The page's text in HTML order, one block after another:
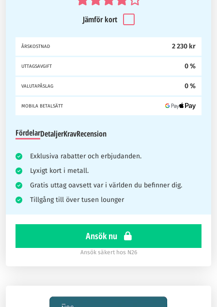
Jämför kort
ÅRSKOSTNAD 2 230 kr
UTTAGSAVGIFT 0 %
VALUTAPÅSLAG 0 %
MOBILA BETALSÄTT
FördelarDetaljerKravRecension
Exklusiva rabatter och erbjudanden.
Lyxigt kort i metall.
Gratis uttag oavsett var i världen du befinner dig.
Tillgång till över tusen lounger
Ansök nu
Ansök säkert hos N26